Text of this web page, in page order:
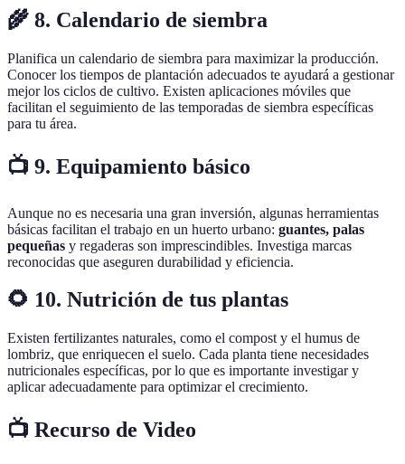
🌾 8. Calendario de siembra
Planifica un calendario de siembra para maximizar la producción.
Conocer los tiempos de plantación adecuados te ayudará a gestionar
mejor los ciclos de cultivo. Existen aplicaciones móviles que
facilitan el seguimiento de las temporadas de siembra específicas
para tu área.
📺 9. Equipamiento básico
Aunque no es necesaria una gran inversión, algunas herramientas
básicas facilitan el trabajo en un huerto urbano: guantes, palas
pequeñas y regaderas son imprescindibles. Investiga marcas
reconocidas que aseguren durabilidad y eficiencia.
🌻 10. Nutrición de tus plantas
Existen fertilizantes naturales, como el compost y el humus de
lombriz, que enriquecen el suelo. Cada planta tiene necesidades
nutricionales específicas, por lo que es importante investigar y
aplicar adecuadamente para optimizar el crecimiento.
📺 Recurso de Video